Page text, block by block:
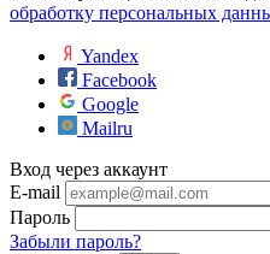
обработку персональных
Yandex
Facebook
Google
Mailru
Вход через аккаунт
E-mail
Пароль
Забыли пароль?